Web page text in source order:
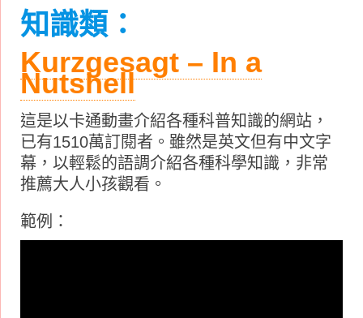
知識類：
Kurzgesagt – In a
Nutshell
這是以卡通動畫介紹各種科普知識的網站，
已有1510萬訂閱者。雖然是英文但有中文字
幕，以輕鬆的語調介紹各種科學知識，非常
推薦大人小孩觀看。
範例：